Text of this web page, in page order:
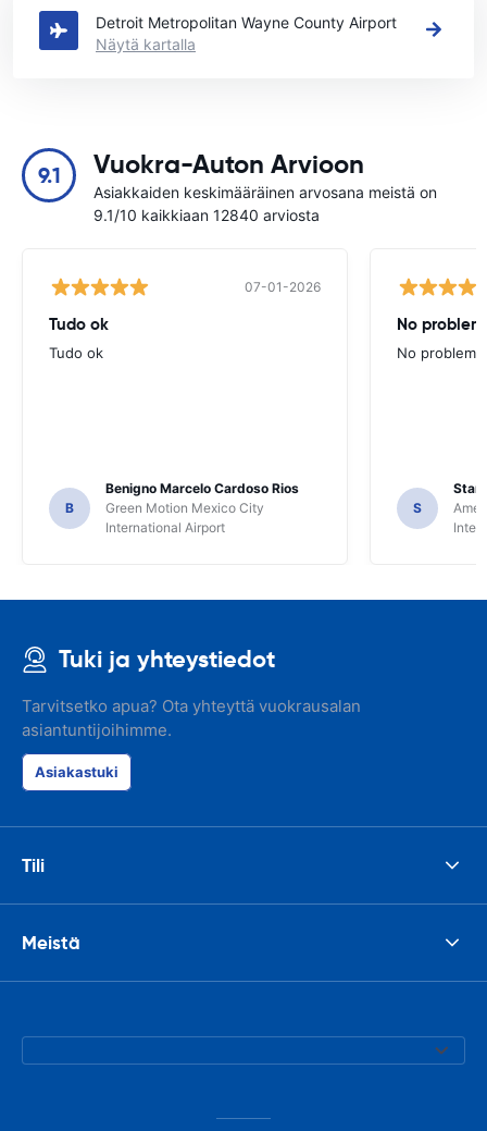
Detroit Metropolitan Wayne County Airport
Näytä kartalla
9.1 Vuokra-Auton Arvioon
Asiakkaiden keskimääräinen arvosana meistä on
9.1/10 kaikkiaan 12840 arviosta
07-01-2026
Tudo ok
Tudo ok
B
Benigno Marcelo Cardoso Rios
Green Motion Mexico City
International Airport
No
No
S
Tuki ja yhteystiedot
Tarvitsetko apua? Ota yhteyttä vuokrausalan
asiantuntijoihimme.
Asiakastuki
Tili
Meistä